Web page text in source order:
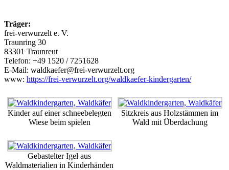
Träger:
frei-verwurzelt e. V.
Traunring 30
83301 Traunreut
Telefon: +49 1520 / 7251628
E-Mail: waldkaefer@frei-verwurzelt.org
www: https://frei-verwurzelt.org/waldkaefer-kindergarten/
Kinder auf einer schneebelegten
Wiese beim spielen
Sitzkreis aus Holzstämmen im
Wald mit Überdachung
Gebastelter Igel aus
Waldmaterialien in Kinderhänden